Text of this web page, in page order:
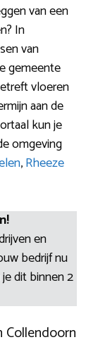
van een
In
van
gemeente
vloeren
aan de
kun je
omgeving
,Rheeze
en
bedrijf nu
dit binnen 2
Collendoorn